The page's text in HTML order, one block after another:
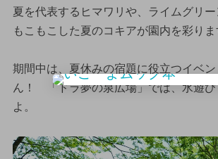
夏を代表するヒマワリや、ライムグリ
もこもこした夏のコキアが園内を彩りま
期間中は、夏休みの宿題に役立つイベ
ん！ 「ドラ夢の泉広場」では、水遊び
よ。